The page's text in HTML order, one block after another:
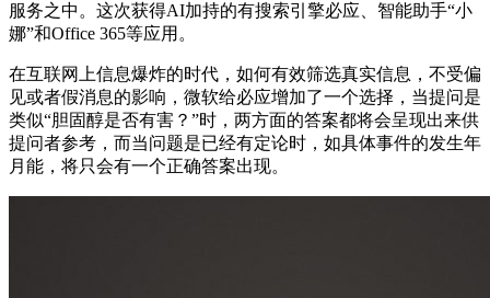
服务之中。这次获得AI加持的有搜索引擎必应、智能助手“小
娜”和Office 365等应用。
在互联网上信息爆炸的时代，如何有效筛选真实信息，不受偏
见或者假消息的影响，微软给必应增加了一个选择，当提问是
类似“胆固醇是否有害？”时，两方面的答案都将会呈现出来供
提问者参考，而当问题是已经有定论时，如具体事件的发生年
月能，将只会有一个正确答案出现。